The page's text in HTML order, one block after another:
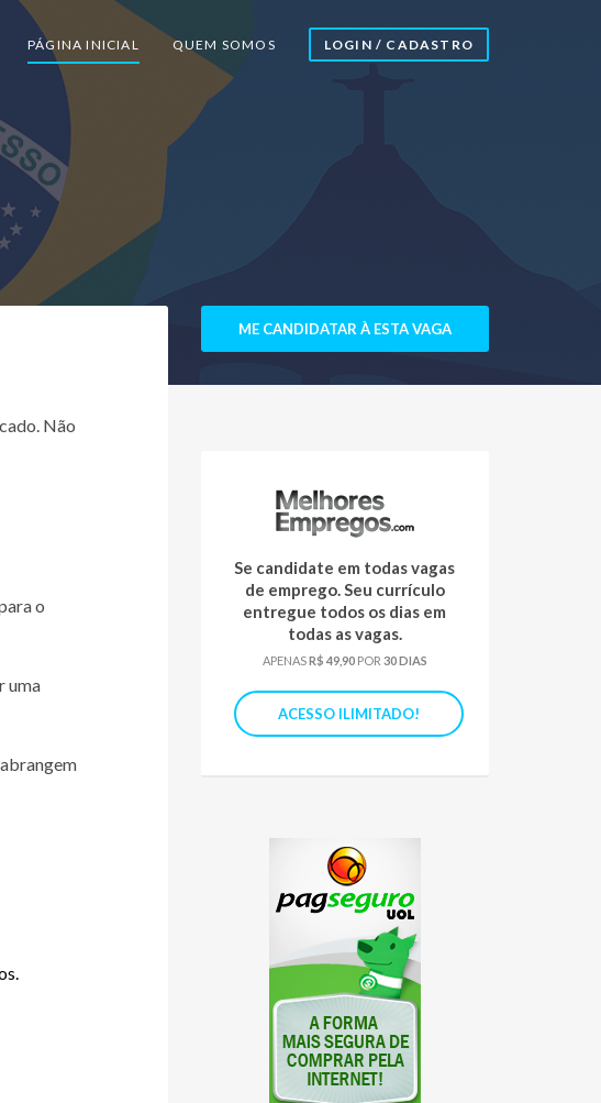
PÁGINA INICIAL QUEM SOMOS LOGIN / CADASTRO
Não
o
uma
ME CANDIDATAR À ESTA VAGA
Se candidate em todas vagas
de emprego. Seu currículo
entregue todos os dias em
todas as vagas.
APENASR$ 49,90POR 30 DIAS
ACESSO ILIMITADO!